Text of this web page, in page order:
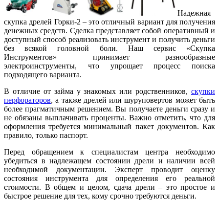
Надежная
скупка дрелей Горки-2 – это отличный вариант для получения
денежных средств. Сделка представляет собой оперативный и
доступный способ реализовать инструмент и получить деньги
без всякой головной боли. Наш сервис «Скупка
Инструментов» принимает разнообразные
электроинструменты, что упрощает процесс поиска
подходящего варианта.
В отличие от займа у знакомых или родственников, скупки
перфораторов, а также дрелей или шуруповертов может быть
более прагматичным решением. Вы получаете деньги сразу и
не обязаны выплачивать проценты. Важно отметить, что для
оформления требуется минимальный пакет документов. Как
правило, только паспорт.
Перед обращением к специалистам центра необходимо
убедиться в надлежащем состоянии дрели и наличии всей
необходимой документации. Эксперт проводит оценку
состояния инструмента для определения его реальной
стоимости. В общем и целом, сдача дрели – это простое и
быстрое решение для тех, кому срочно требуются деньги.